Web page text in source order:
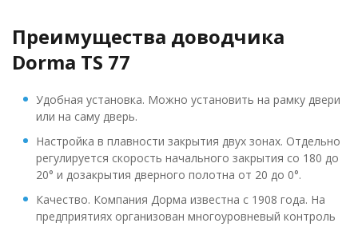
Преимущества доводчика
Dorma TS 77
Удобная установка. Можно установить на рамку двери
или на саму дверь.
Настройка в плавности закрытия двух зонах. Отдельно
регулируется скорость начального закрытия со 180 до
20° и дозакрытия дверного полотна от 20 до 0°.
Качество. Компания Дорма известна с 1908 года. На
предприятиях организован многоуровневый контроль